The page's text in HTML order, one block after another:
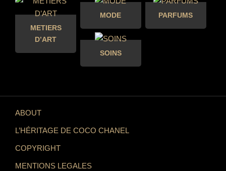
METIERS
D’ART
MODE PARFUMS
SOINS
ABOUT
L’HÉRITAGE DE COCO CHANEL
COPYRIGHT
MENTIONS LEGALES